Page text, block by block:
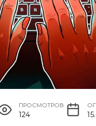
ПРОСМОТРОВ
124